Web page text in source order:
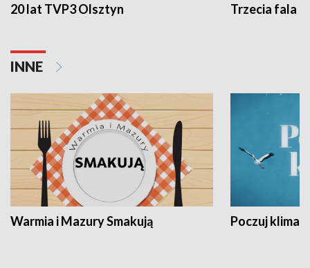
20 lat TVP3 Olsztyn Trzecia fala -
INNE
Warmia i Mazury Smakują Poczuj klimat